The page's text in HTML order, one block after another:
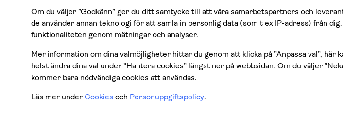
Om TUI Gruppen
Kontrollera din upphämtningstid
Green & Fair Experiences
Mallorca
Punta Cana
Teneriffa
Alla resmål